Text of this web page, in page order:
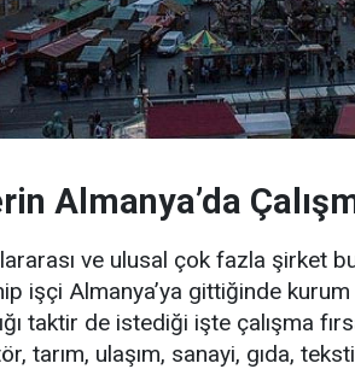
Almanya’da
ve ulusal çok fazla şirket
işçi Almanya’ya gittiğinde
taktir de istediği işte çalışma
tarım, ulaşım, sanayi, gıda,